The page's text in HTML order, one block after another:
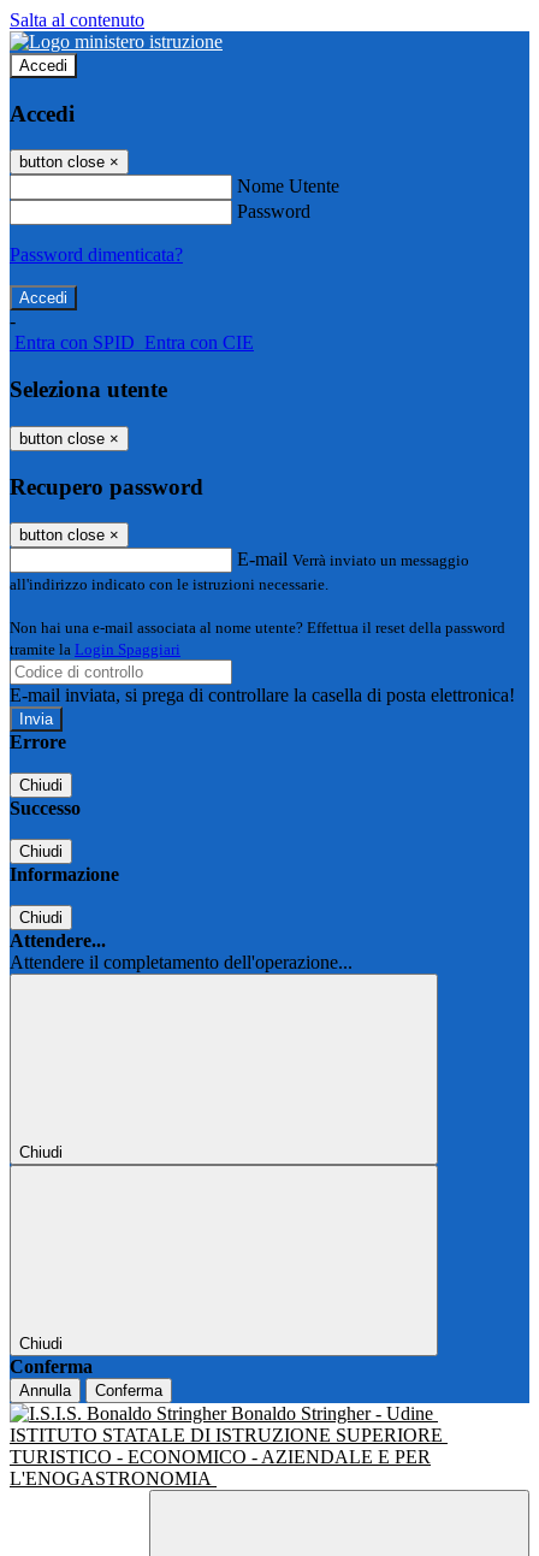
Salta al contenuto
Accedi
Accedi
button close ×
Nome Utente
Password
Password dimenticata?
-
Entra con SPID Entra con CIE
Seleziona utente
button close ×
Recupero password
button close ×
E-mail Verrà inviato un messaggio
all'indirizzo indicato con le istruzioni necessarie.
Non hai una e-mail associata al nome utente? Effettua il reset della password
tramite la Login Spaggiari
E-mail inviata, si prega di controllare la casella di posta elettronica!
Errore
Chiudi
Successo
Chiudi
Informazione
Chiudi
Attendere...
Attendere il completamento dell'operazione...
Chiudi
Chiudi
Conferma
Annulla Conferma
Bonaldo Stringher - Udine
ISTITUTO STATALE DI ISTRUZIONE SUPERIORE
TURISTICO - ECONOMICO - AZIENDALE E PER
L'ENOGASTRONOMIA